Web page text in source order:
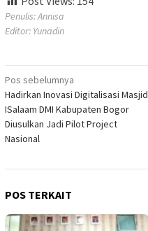
Penulis: Annisa
Editor: Yunadin
Navigasi
pos
Pos sebelumnya
Hadirkan Inovasi Digitalisasi Masjid
ISalaam DMI Kabupaten Bogor
Diusulkan Jadi Pilot Project
Nasional
POS TERKAIT